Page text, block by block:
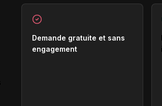
Demande gratuite et sans
engagement